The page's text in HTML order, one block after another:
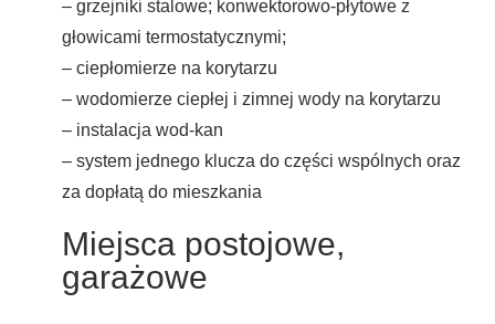
– grzejniki stalowe; konwektorowo-płytowe z
głowicami termostatycznymi;
– ciepłomierze na korytarzu
– wodomierze ciepłej i zimnej wody na korytarzu
– instalacja wod-kan
– system jednego klucza do części wspólnych oraz
za dopłatą do mieszkania
Miejsca postojowe,
garażowe